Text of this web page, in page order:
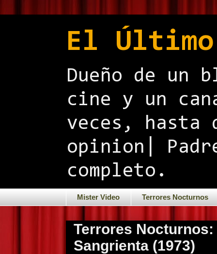
El
Dueño de un
cine y un
veces, hasta
opinion|
completo.
Mister Video Terrores Nocturnos
Terrores
Sangrienta (1973)